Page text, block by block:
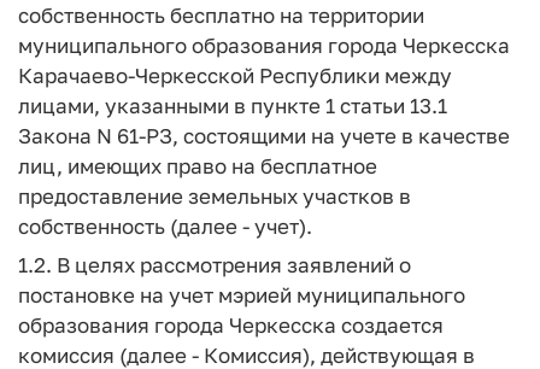
собственность бесплатно на территории
муниципального образования города Черкесска
Карачаево-Черкесской Республики между
лицами, указанными в пункте 1 статьи 13.1
Закона N 61-РЗ, состоящими на учете в качестве
лиц, имеющих право на бесплатное
предоставление земельных участков в
собственность (далее - учет).
1.2. В целях рассмотрения заявлений о
постановке на учет мэрией муниципального
образования города Черкесска создается
комиссия (далее - Комиссия), действующая в